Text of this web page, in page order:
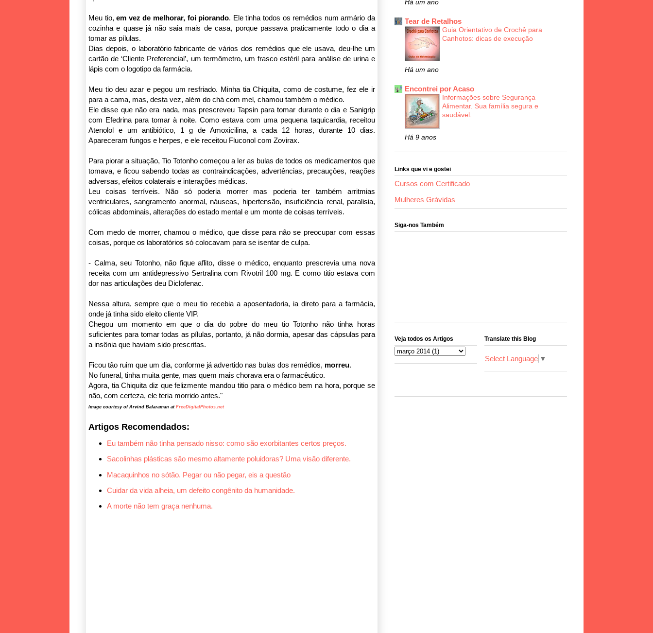
Meu tio,em vez de melhorar, foi piorando. Ele tinha todos os remédios num armário da
cozinha e quase já não saia mais de casa, porque passava praticamente todo o dia a
tomar as pílulas.
Dias depois, o laboratório fabricante de vários dos remédios que ele usava, deu-lhe um
cartão de ‘Cliente Preferencial’, um termômetro, um frasco estéril para análise de urina e
lápis com o logotipo da farmácia.
Meu tio deu azar e pegou um resfriado. Minha tia Chiquita, como de costume, fez ele ir
para a cama, mas, desta vez, além do chá com mel, chamou também o médico.
Ele disse que não era nada, mas prescreveu Tapsin para tomar durante o dia e Sanigrip
com Efedrina para tomar à noite. Como estava com uma pequena taquicardia, receitou
Atenolol e um antibiótico, 1 g de Amoxicilina, a cada 12 horas, durante 10 dias.
Apareceram fungos e herpes, e ele receitou Fluconol com Zovirax.
Para piorar a situação, Tio Totonho começou a ler as bulas de todos os medicamentos que
tomava, e ficou sabendo todas as contraindicações, advertências, precauções, reações
adversas, efeitos colaterais e interações médicas.
Leu coisas terríveis. Não só poderia morrer mas poderia ter também arritmias
ventriculares, sangramento anormal, náuseas, hipertensão, insuficiência renal, paralisia,
cólicas abdominais, alterações do estado mental e um monte de coisas terríveis.
Com medo de morrer, chamou o médico, que disse para não se preocupar com essas
coisas, porque os laboratórios só colocavam para se isentar de culpa.
- Calma, seu Totonho, não fique aflito, disse o médico, enquanto prescrevia uma nova
receita com um antidepressivo Sertralina com Rivotril 100 mg. E como titio estava com
dor nas articulações deu Diclofenac.
Nessa altura, sempre que o meu tio recebia a aposentadoria, ia direto para a farmácia,
onde já tinha sido eleito cliente VIP.
Chegou um momento em que o dia do pobre do meu tio Totonho não tinha horas
suficientes para tomar todas as pílulas, portanto, já não dormia, apesar das cápsulas para
a insônia que haviam sido prescritas.
Ficou tão ruim que um dia, conforme já advertido nas bulas dos remédios, morreu.
No funeral, tinha muita gente, mas quem mais chorava era o farmacêutico.
Agora, tia Chiquita diz que felizmente mandou titio para o médico bem na hora, porque se
não, com certeza, ele teria morrido antes."
Image courtesy of Arvind Balaraman at FreeDigitalPhotos.net
Artigos Recomendados:
Eu também não tinha pensado nisso: como são exorbitantes certos preços.
Sacolinhas plásticas são mesmo altamente poluidoras? Uma visão diferente.
Macaquinhos no sótão. Pegar ou não pegar, eis a questão
Cuidar da vida alheia, um defeito congênito da humanidade.
A morte não tem graça nenhuma.
Há um ano
Tear de Retalhos
Guia Orientativo de Crochê para
Canhotos: dicas de execução
Há um ano
Encontrei por Acaso
Informações sobre Segurança
Alimentar. Sua família segura e
saudável.
Há 9 anos
Links que vi e gostei
Cursos com Certificado
Mulheres Grávidas
Siga-nos Também
Veja todos os Artigos Translate this Blog
Select Language ▼